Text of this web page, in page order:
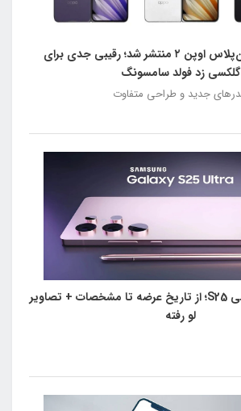
تصاویر رسمی وان‌پلاس اوپن ۲ منتشر شد؛ رقیبی جدی برای
گلکسی زد فولد سامسونگ
همه‌چیز درباره گلکسی S25؛ از تاریخ عرضه تا مشخصات + تصاویر
لو رفته